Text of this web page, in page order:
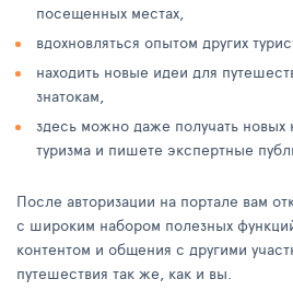
посещенных местах,
вдохновляться опытом других
находить новые идеи для
знатокам,
здесь можно даже получать
туризма и пишете экспертные
После авторизации на портале вам
с широким набором полезных
контентом и общения с другими
путешествия так же, как и вы.